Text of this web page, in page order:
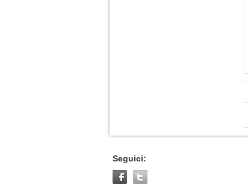
Seguici: